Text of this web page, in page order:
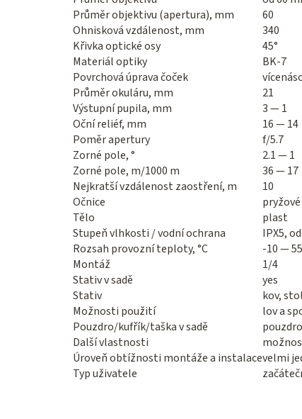
Průměr objektivu (apertura), mm
60
Ohnisková vzdálenost, mm
340
Křivka optické osy
45°
Materiál optiky
BK-7
Povrchová úprava čoček
Průměr okuláru, mm
21
Výstupní pupila, mm
3 — 1
Oční reliéf, mm
16 — 14
Poměr apertury
f/5.7
Zorné pole, °
2.1 — 1
Zorné pole, m/1000 m
36 — 17
Nejkratší vzdálenost zaostření, m
10
Očnice
pryžové
Tělo
plast
Stupeň vlhkosti / vodní ochrana
IPX5,
Rozsah provozní teploty, °C
-10 — 55
Montáž
1/4
Stativ v sadě
yes
Stativ
kov,
Možnosti použití
lov a
Pouzdro/kufřík/taška v sadě
pouzdro
Další vlastnosti
Úroveň obtížnosti montáže a instalacevelmi
Typ uživatele